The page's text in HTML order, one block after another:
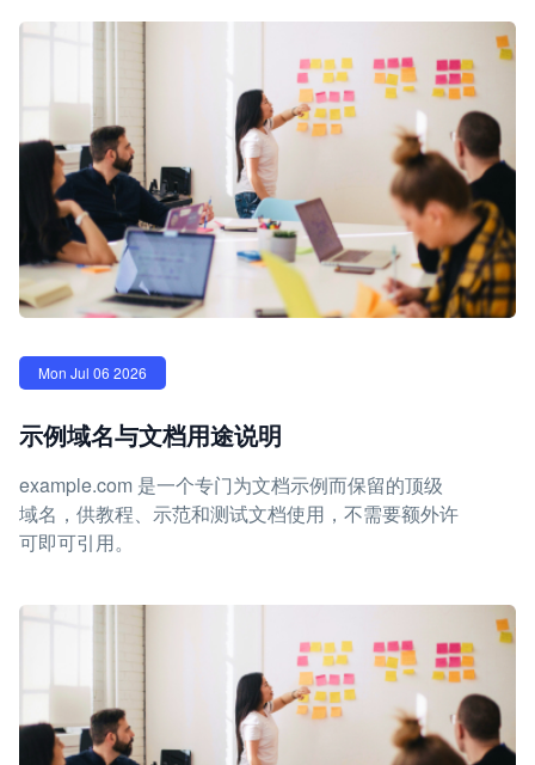
Mon Jul 06 2026
示例域名与文档用途说明
example.com 是一个专门为文档示例而保留的顶级
域名，供教程、示范和测试文档使用，不需要额外许
可即可引用。